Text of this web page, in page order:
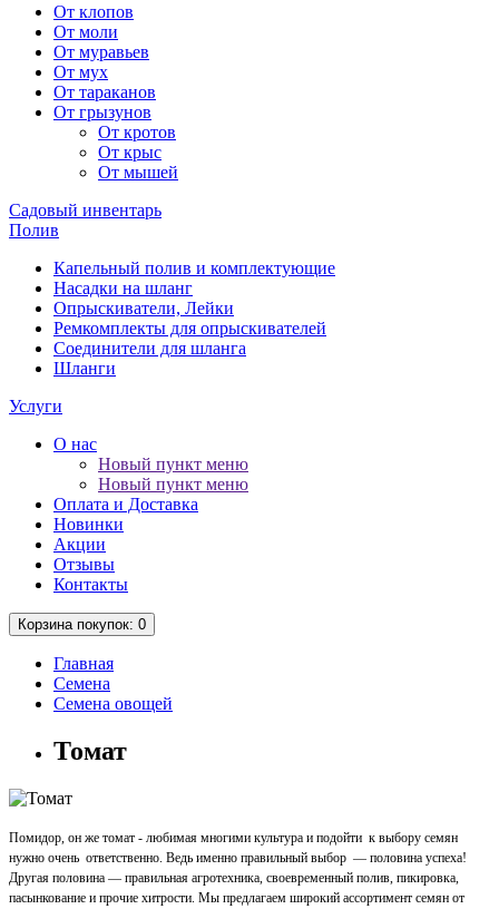
От клопов
От моли
От муравьев
От мух
От тараканов
От грызунов
От кротов
От крыс
От мышей
Садовый инвентарь
Полив
Капельный полив и комплектующие
Насадки на шланг
Опрыскиватели, Лейки
Ремкомплекты для опрыскивателей
Соединители для шланга
Шланги
Услуги
О нас
Новый пункт меню
Новый пункт меню
Оплата и Доставка
Новинки
Акции
Отзывы
Контакты
Корзина покупок: 0
Главная
Семена
Семена овощей
Томат
Помидор, он же томат - любимая многими культура и подойти к выбору семян
нужно очень ответственно. Ведь именно правильный выбор — половина успеха!
Другая половина — правильная агротехника, своевременный полив, пикировка,
пасынкование и прочие хитрости. Мы предлагаем широкий ассортимент семян от